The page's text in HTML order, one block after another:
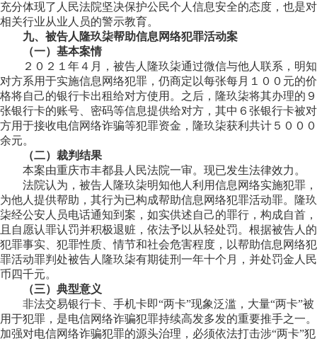
充分体现了人民法院坚决保护公民个人信息安全的态度，也是对
相关行业从业人员的警示教育。
九、被告人隆玖柒帮助信息网络犯罪活动案
（一）基本案情
２０２１年４月，被告人隆玖柒通过微信与他人联系，明知
对方系用于实施信息网络犯罪，仍商定以每张每月１００元的价
格将自己的银行卡出租给对方使用。之后，隆玖柒将其办理的９
张银行卡的账号、密码等信息提供给对方，其中６张银行卡被对
方用于接收电信网络诈骗等犯罪资金，隆玖柒获利共计５０００
余元。
（二）裁判结果
本案由重庆市丰都县人民法院一审。现已发生法律效力。
法院认为，被告人隆玖柒明知他人利用信息网络实施犯罪，
为他人提供帮助，其行为已构成帮助信息网络犯罪活动罪。隆玖
柒经公安人员电话通知到案，如实供述自己的罪行，构成自首，
且自愿认罪认罚并积极退赃，依法予以从轻处罚。根据被告人的
犯罪事实、犯罪性质、情节和社会危害程度，以帮助信息网络犯
罪活动罪判处被告人隆玖柒有期徒刑一年十个月，并处罚金人民
币四千元。
（三）典型意义
非法交易银行卡、手机卡即“两卡”现象泛滥，大量“两卡”被
用于犯罪，是电信网络诈骗犯罪持续高发多发的重要推手之一。
加强对电信网络诈骗犯罪的源头治理，必须依法打击涉“两卡”犯